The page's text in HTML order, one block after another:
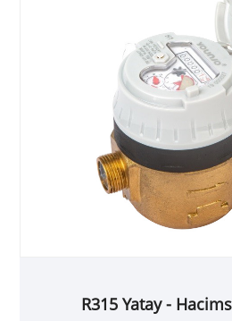
R315 Yatay -